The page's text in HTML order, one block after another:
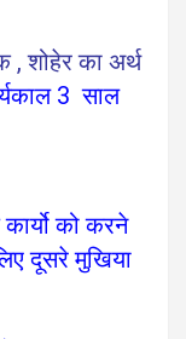
, शोहेर का अर्थ
3 साल
कार्यो को करने
दूसरे मुखिया